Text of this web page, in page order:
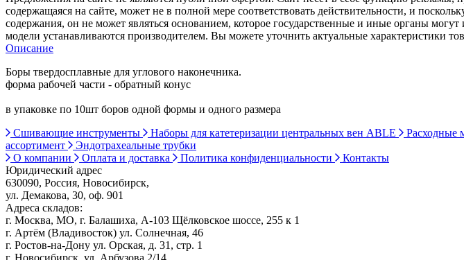
содержащаяся на сайте, может не в полной мере соответствовать действительности, и
содержания, он не может являться основанием, которое государственные и иные органы
модели устанавливаются производителем. Вы можете уточнить актуальные характеристики
Описание
Боры твердосплавные для углового наконечника.
форма рабочей части - обратный конус
в упаковке по 10шт боров одной формы и одного размера
Сшивающие инструменты
Наборы для катетеризации центральных вен ABLE Расходные
ассортимент
Эндотрахеальные трубки
О компании
Оплата и доставка Политика конфиденциальности
Контакты
Юридический адрес
630090, Россия, Новосибирск,
ул. Демакова, 30, оф. 901
Адреса складов:
г. Москва, МО, г. Балашиха, А-103 Щёлковское шоссе, 255 к 1
г. Артём (Владивосток) ул. Солнечная, 46
г. Ростов-на-Дону ул. Орская, д. 31, стр. 1
г. Новосибирск, ул. Арбузова 2/14